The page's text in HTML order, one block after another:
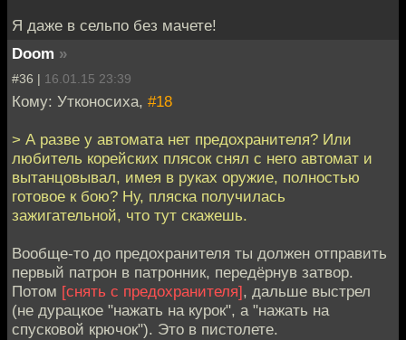
Я даже в сельпо без мачете!
Doom »
#36 | 16.01.15 23:39
Кому: Утконосиха, #18
> А разве у автомата нет предохранителя? Или
любитель корейских плясок снял с него автомат и
вытанцовывал, имея в руках оружие, полностью
готовое к бою? Ну, пляска получилась
зажигательной, что тут скажешь.
Вообще-то до предохранителя ты должен отправить
первый патрон в патронник, передёрнув затвор.
Потом [снять с предохранителя], дальше выстрел
(не дурацкое "нажать на курок", а "нажать на
спусковой крючок"). Это в пистолете.